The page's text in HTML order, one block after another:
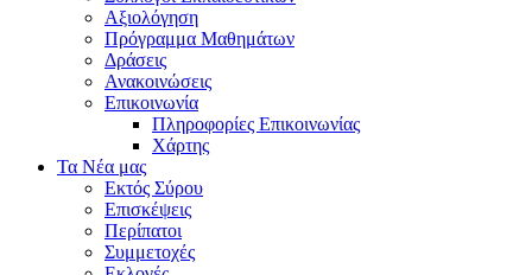
Αξιολόγηση
Πρόγραμμα Μαθημάτων
Δράσεις
Ανακοινώσεις
Επικοινωνία
Πληροφορίες Επικοινωνίας
Χάρτης
Τα Νέα μας
Εκτός Σύρου
Επισκέψεις
Περίπατοι
Συμμετοχές